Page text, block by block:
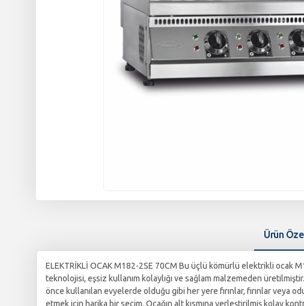
Ürün
ELEKTRİKLİ OCAK M182-2SE 70CM Bu üçlü kömürlü elektrikli ocak
teknolojisi, eşsiz kullanım kolaylığı ve sağlam malzemeden
önce kullanılan evyelerde olduğu gibi her yere fırınlar, fırınlar
etmek için harika bir seçim. Ocağın alt kısmına yerleştirilmiş kolay